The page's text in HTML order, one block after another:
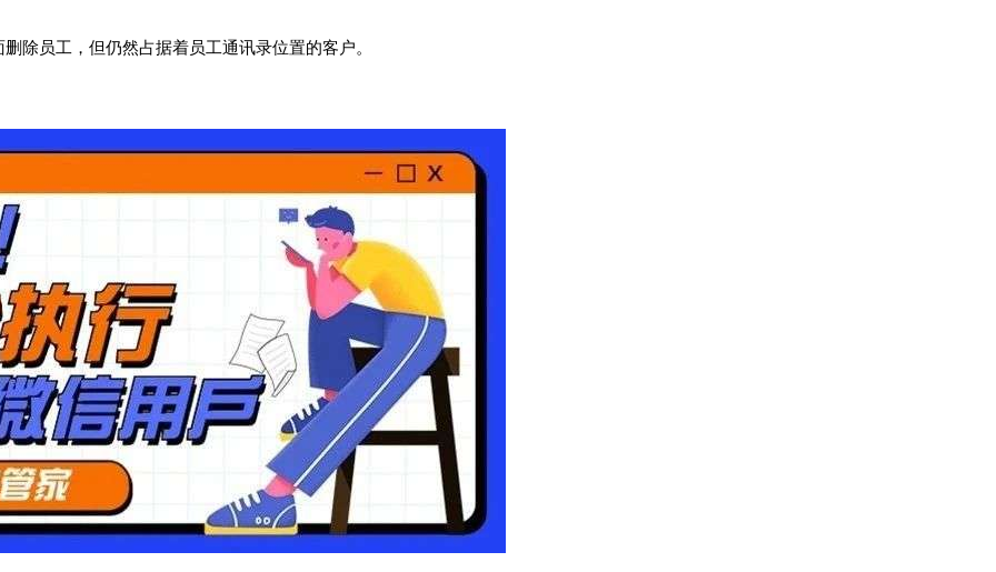
除员工，但仍然占据着员工通讯录位置的客户。